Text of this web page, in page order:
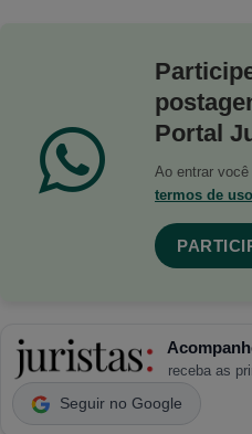
Portal
Ao entrar
termos de uso
receba as
Seguir no Google